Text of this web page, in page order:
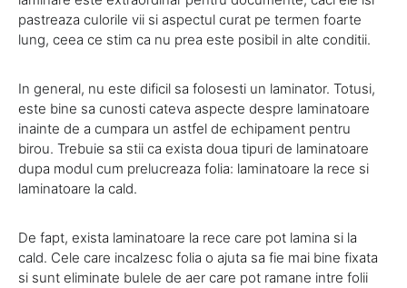
pastreaza culorile vii si aspectul curat pe termen foarte
lung, ceea ce stim ca nu prea este posibil in alte conditii.
In general, nu este dificil sa folosesti un laminator. Totusi,
este bine sa cunosti cateva aspecte despre laminatoare
inainte de a cumpara un astfel de echipament pentru
birou. Trebuie sa stii ca exista doua tipuri de laminatoare
dupa modul cum prelucreaza folia: laminatoare la rece si
laminatoare la cald.
De fapt, exista laminatoare la rece care pot lamina si la
cald. Cele care incalzesc folia o ajuta sa fie mai bine fixata
si sunt eliminate bulele de aer care pot ramane intre folii